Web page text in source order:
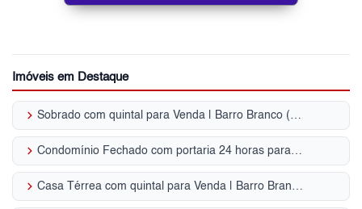
Imóveis em Destaque
keyboard_arrow_right Sobrado com quintal para Venda | Barro Branco (Zona Norte)
keyboard_arrow_right Condomínio Fechado com portaria 24 horas para Venda | Barro Branco (Zona Norte)
keyboard_arrow_right Casa Térrea com quintal para Venda | Barro Branco (Zona Norte)